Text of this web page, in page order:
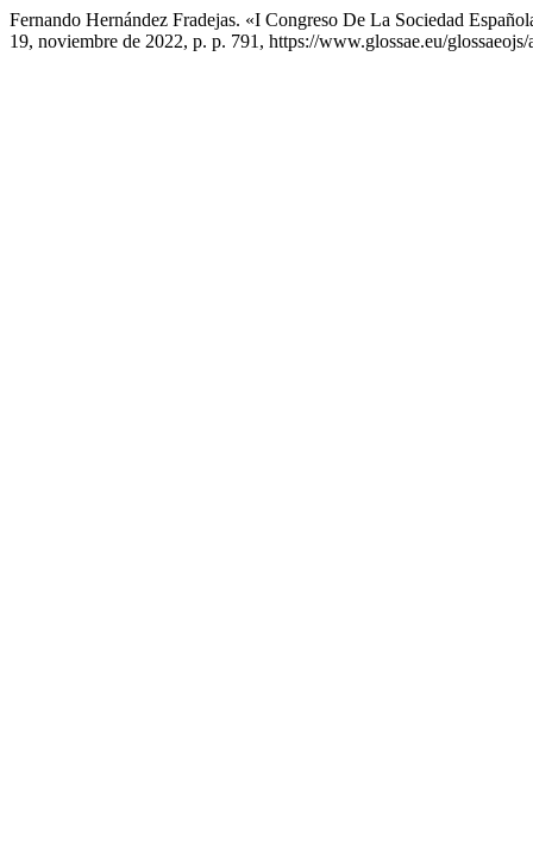
Fernando Hernández Fradejas. «I Congreso De La Sociedad
19, noviembre de 2022, p. p. 791, https://www.glossae.eu/